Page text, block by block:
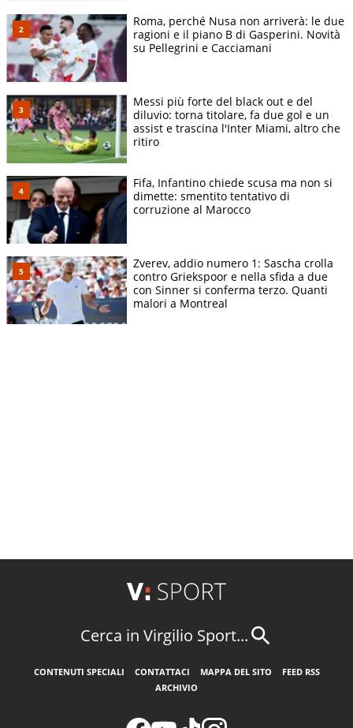
Roma, perché Nusa non arriverà: le due
ragioni e il piano B di Gasperini. Novità
su Pellegrini e Cacciamani
Messi più forte del black out e del
diluvio: torna titolare, fa due gol e un
assist e trascina l'Inter Miami, altro che
ritiro
Fifa, Infantino chiede scusa ma non si
dimette: smentito tentativo di
corruzione al Marocco
Zverev, addio numero 1: Sascha crolla
contro Griekspoor e nella sfida a due
con Sinner si conferma terzo. Quanti
malori a Montreal
Cerca in Virgilio Sport...
CONTENUTI SPECIALI CONTATTACI MAPPA DEL SITO
FEED RSS
ARCHIVIO